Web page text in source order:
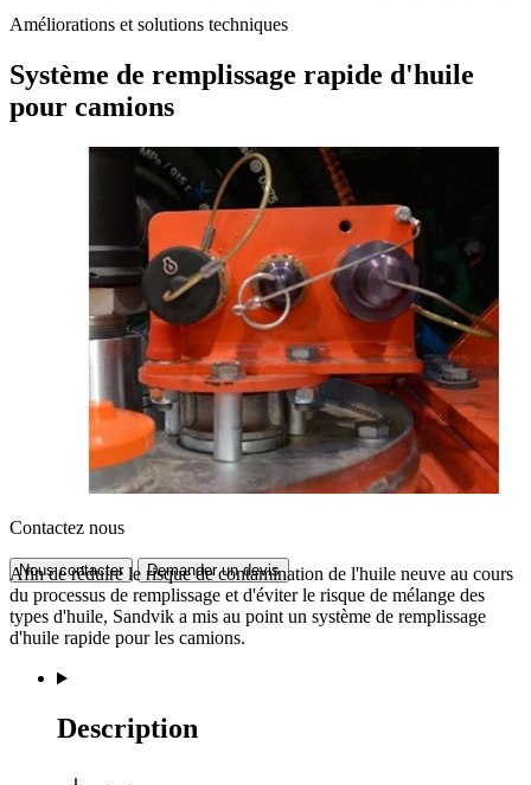
Améliorations et solutions techniques
Système de remplissage rapide d'huile
pour camions
Contactez nous
Nous contacter Demander un devis
Afin de réduire le risque de contamination de l'huile neuve au cours
du processus de remplissage et d'éviter le risque de mélange des
types d'huile, Sandvik a mis au point un système de remplissage
d'huile rapide pour les camions.
Description